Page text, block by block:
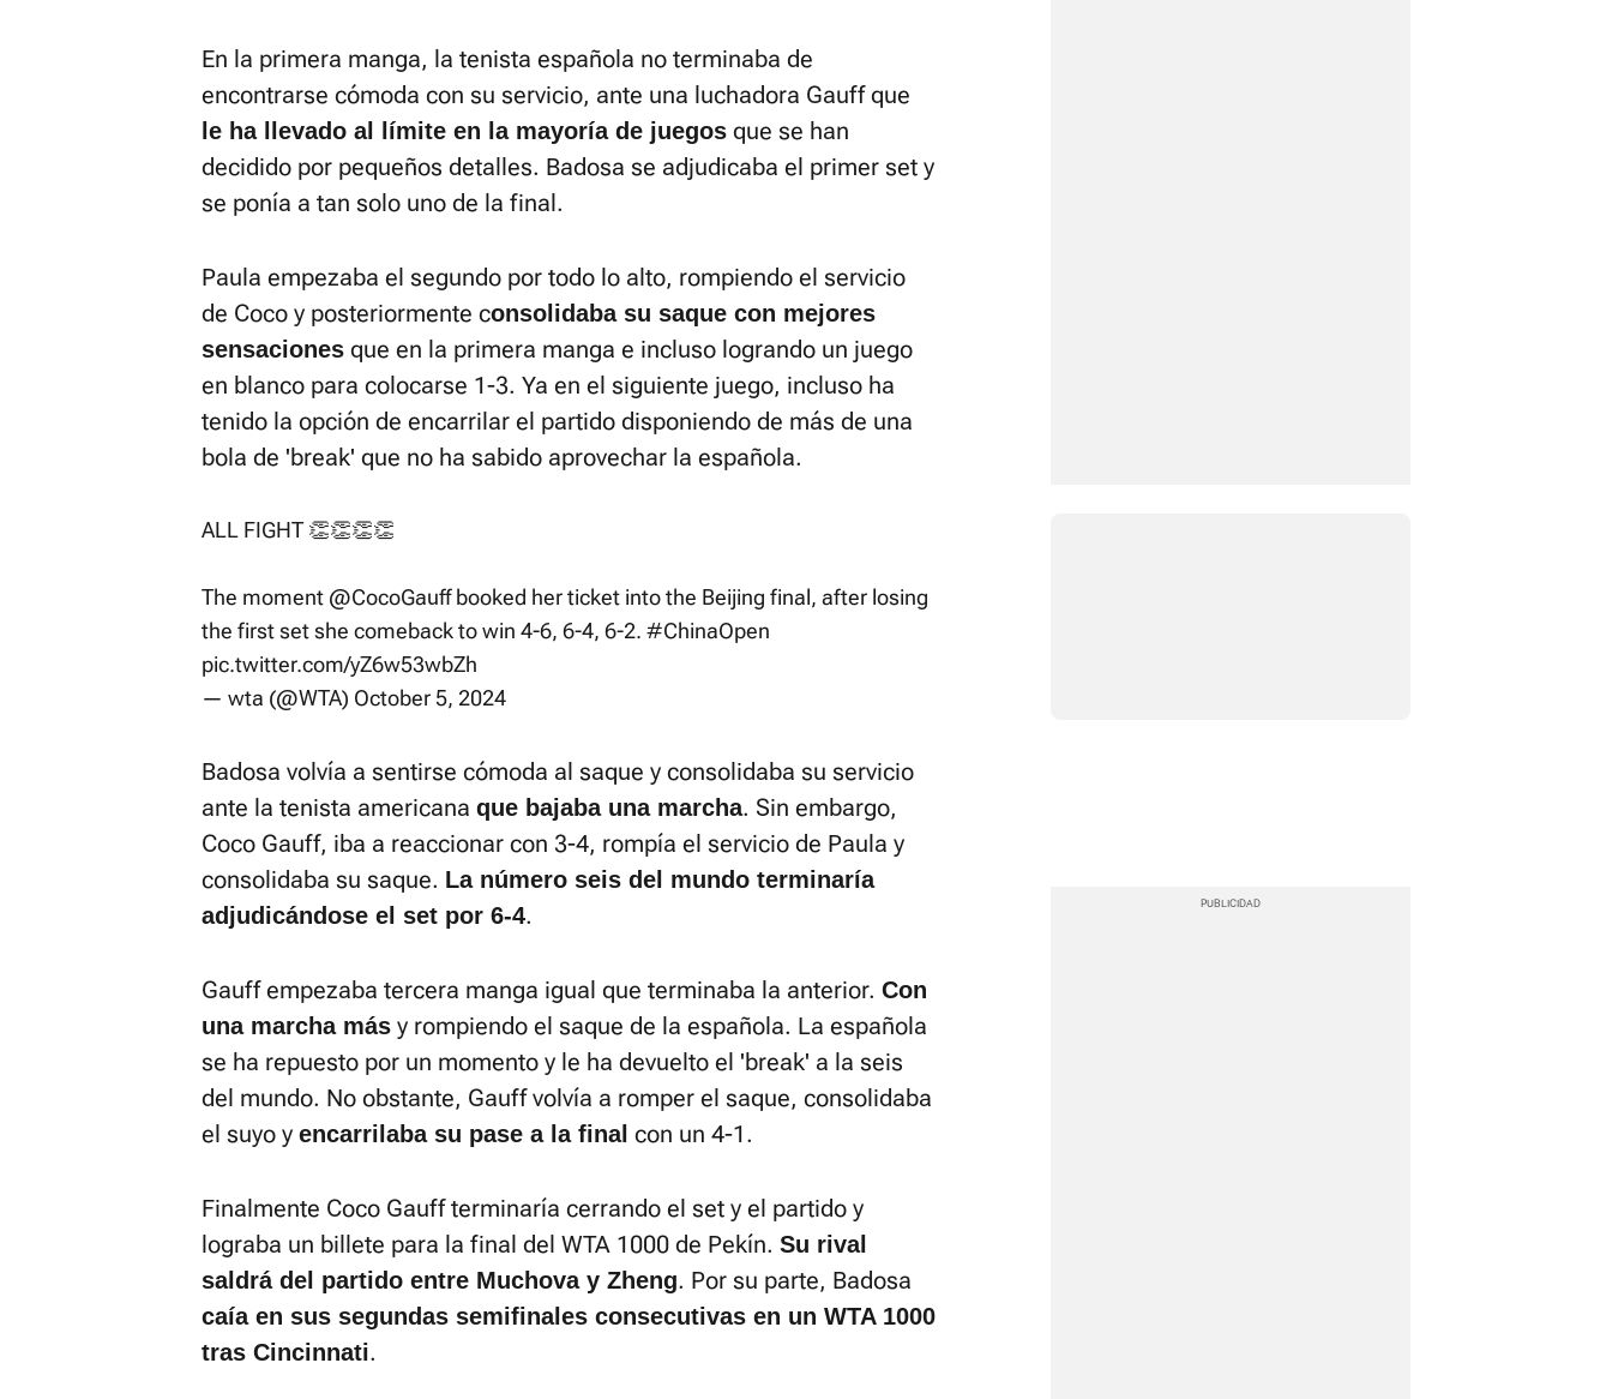
En la primera manga, la tenista española no terminaba de
encontrarse cómoda con su servicio, ante una luchadora Gauff que
le ha llevado al límite en la mayoría de juegos que se han
decidido por pequeños detalles. Badosa se adjudicaba el primer set y
se ponía a tan solo uno de la final.
Paula empezaba el segundo por todo lo alto, rompiendo el servicio
de Coco y posteriormente consolidaba su saque con mejores
sensaciones que en la primera manga e incluso logrando un juego
en blanco para colocarse 1-3. Ya en el siguiente juego, incluso ha
tenido la opción de encarrilar el partido disponiendo de más de una
bola de 'break' que no ha sabido aprovechar la española.
ALL FIGHT 👏👏👏👏
The moment @CocoGauffbooked her ticket into the Beijing final, after losing
the first set she comeback to win 4-6, 6-4, 6-2. #ChinaOpen
pic.twitter.com/yZ6w53wbZh
— wta (@WTA) October 5, 2024
Badosa volvía a sentirse cómoda al saque y consolidaba su servicio
ante la tenista americana que bajaba una marcha. Sin embargo,
Coco Gauff, iba a reaccionar con 3-4, rompía el servicio de Paula y
consolidaba su saque. La número seis del mundo terminaría
adjudicándose el set por 6-4.
Gauff empezaba tercera manga igual que terminaba la anterior. Con
una marcha más y rompiendo el saque de la española. La española
se ha repuesto por un momento y le ha devuelto el 'break' a la seis
del mundo. No obstante, Gauff volvía a romper el saque, consolidaba
el suyo y encarrilaba su pase a la final con un 4-1.
Finalmente Coco Gauff terminaría cerrando el set y el partido y
lograba un billete para la final del WTA 1000 de Pekín. Su rival
saldrá del partido entre Muchova y Zheng. Por su parte, Badosa
caía en sus segundas semifinales consecutivas en un WTA 1000
tras Cincinnati.